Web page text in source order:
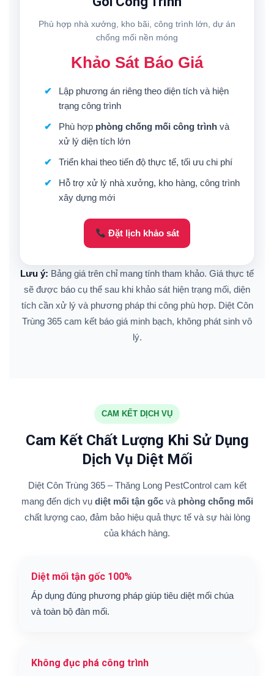
Phù hợp nhà xưởng, kho bãi, công trình lớn, dự án
chống mối nền móng
Khảo Sát Báo Giá
Lập phương án riêng theo diện tích và hiện
trạng công trình
Phù hợp phòng chống mối công trìnhvà
xử lý diện tích lớn
Triển khai theo tiến độ thực tế, tối ưu chi phí
Hỗ trợ xử lý nhà xưởng, kho hàng, công trình
xây dựng mới
Đặt lịch khảo sát
Lưu ý: Bảng giá trên chỉ mang tính tham khảo. Giá thực tế
sẽ được báo cụ thể sau khi khảo sát hiện trạng mối, diện
tích cần xử lý và phương pháp thi công phù hợp. Diệt Côn
Trùng 365 cam kết báo giá minh bạch, không phát sinh vô
lý.
CAM KẾT DỊCH VỤ
Cam Kết Chất Lượng Khi Sử Dụng
Dịch Vụ Diệt Mối
Diệt Côn Trùng 365 – Thăng Long PestControl cam kết
mang đến dịch vụ diệt mối tận gốcvà phòng chống mối
chất lượng cao, đảm bảo hiệu quả thực tế và sự hài lòng
của khách hàng.
Diệt mối tận gốc 100%
Áp dụng đúng phương pháp giúp tiêu diệt mối chúa
và toàn bộ đàn mối.
Không đục phá công trình